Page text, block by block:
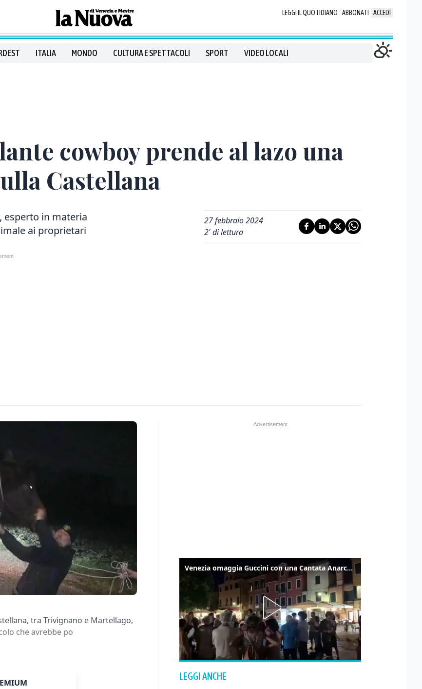
LEGGI IL QUOTIDIANO ABBONATI ACCEDI
ITALIA MONDO CULTURA E SPETTACOLI SPORT VIDEO LOCALI
cowboy prende al lazo una
Castellana
esperto in materia
ai proprietari
27 febbraio 2024
2' di lettura
tra Trivignano e Martellago,
che avrebbe po
Venezia omaggia Guccini con una Cantata Anarchica in campo Santa Margherita
LEGGI ANCHE